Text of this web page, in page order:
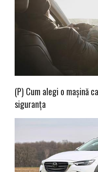
(P) Cum alegi o mașină
siguranța